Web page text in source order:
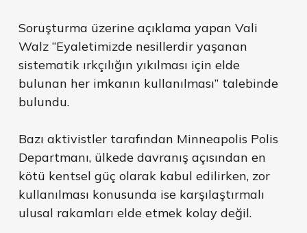
Soruşturma üzerine açıklama yapan Vali
Walz “Eyaletimizde nesillerdir yaşanan
sistematik ırkçılığın yıkılması için elde
bulunan her imkanın kullanılması” talebinde
bulundu.
Bazı aktivistler tarafından Minneapolis Polis
Departmanı, ülkede davranış açısından en
kötü kentsel güç olarak kabul edilirken, zor
kullanılması konusunda ise karşılaştırmalı
ulusal rakamları elde etmek kolay değil.